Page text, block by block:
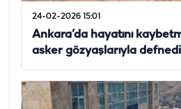
24-02-2026 15:01
Ankara’da hayatını
asker gözyaşlarıyla